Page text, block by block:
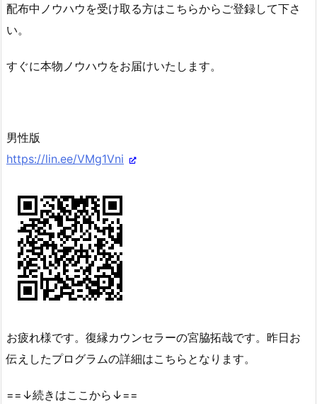
配布中ノウハウを受け取る方はこちらからご登録して下さ
い。
すぐに本物ノウハウをお届けいたします。
男性版
https://lin.ee/VMg1Vni
お疲れ様です。復縁カウンセラーの宮脇拓哉です。昨日お
伝えしたプログラムの詳細はこちらとなります。
==↓続きはここから↓==